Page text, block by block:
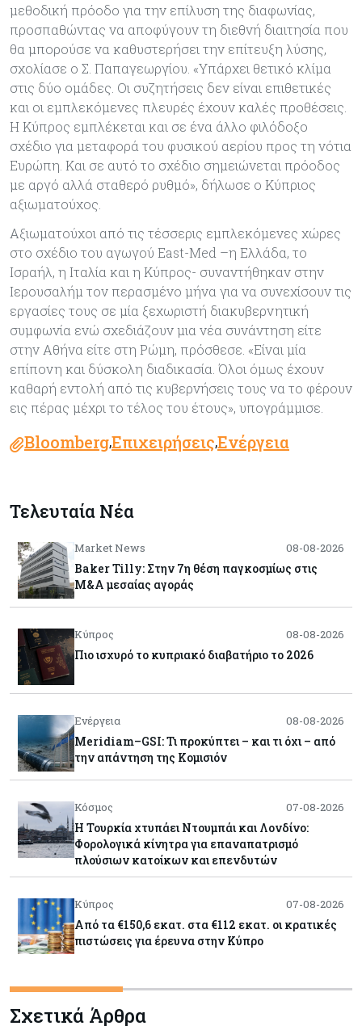
μεθοδική πρόοδο για την επίλυση της διαφωνίας,
προσπαθώντας να αποφύγουν τη διεθνή διαιτησία που
θα μπορούσε να καθυστερήσει την επίτευξη λύσης,
σχολίασε ο Σ. Παπαγεωργίου. «Υπάρχει θετικό κλίμα
στις δύο ομάδες. Οι συζητήσεις δεν είναι επιθετικές
και οι εμπλεκόμενες πλευρές έχουν καλές προθέσεις.
Η Κύπρος εμπλέκεται και σε ένα άλλο φιλόδοξο
σχέδιο για μεταφορά του φυσικού αερίου προς τη νότια
Ευρώπη. Και σε αυτό το σχέδιο σημειώνεται πρόοδος
με αργό αλλά σταθερό ρυθμό», δήλωσε ο Κύπριος
αξιωματούχος.
Αξιωματούχοι από τις τέσσερις εμπλεκόμενες χώρες
στο σχέδιο του αγωγού East-Med –η Ελλάδα, το
Ισραήλ, η Ιταλία και η Κύπρος- συναντήθηκαν στην
Ιερουσαλήμ τον περασμένο μήνα για να συνεχίσουν τις
εργασίες τους σε μία ξεχωριστή διακυβερνητική
συμφωνία ενώ σχεδιάζουν μια νέα συνάντηση είτε
στην Αθήνα είτε στη Ρώμη, πρόσθεσε. «Είναι μία
επίπονη και δύσκολη διαδικασία. Όλοι όμως έχουν
καθαρή εντολή από τις κυβερνήσεις τους να το φέρουν
εις πέρας μέχρι το τέλος του έτους», υπογράμμισε.
Bloomberg,Επιχειρήσεις,Ενέργεια
Τελευταία Νέα
Market News 08-08-2026
Baker Tilly: Στην 7η θέση παγκοσμίως στις
M&A μεσαίας αγοράς
Κύπρος 08-08-2026
Πιο ισχυρό το κυπριακό διαβατήριο το 2026
Ενέργεια 08-08-2026
Meridiam–GSI: Τι προκύπτει – και τι όχι – από
την απάντηση της Κομισιόν
Κόσμος 07-08-2026
Η Τουρκία χτυπάει Ντουμπάι και Λονδίνο:
Φορολογικά κίνητρα για επαναπατρισμό
πλούσιων κατοίκων και επενδυτών
Κύπρος 07-08-2026
Από τα €150,6 εκατ. στα €112 εκατ. οι κρατικές
πιστώσεις για έρευνα στην Κύπρο
Κόσμος 07-08-2026
Παγκόσμιος συναγερμός για τις τιμές των
Σχετικά Άρθρα